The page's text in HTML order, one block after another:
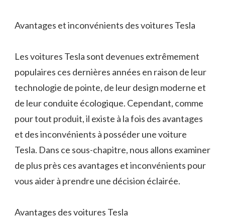
Avantages et inconvénients des voitures Tesla
Les voitures Tesla sont devenues extrêmement
populaires ces dernières années en raison de leur
technologie de pointe, de leur design moderne et
de leur conduite écologique. Cependant, comme
pour tout produit, il existe à la fois des avantages
et des inconvénients à posséder une voiture
Tesla. Dans ce sous-chapitre, nous allons examiner
de plus près ces avantages et inconvénients pour
vous aider à prendre une décision éclairée.
Avantages des voitures Tesla